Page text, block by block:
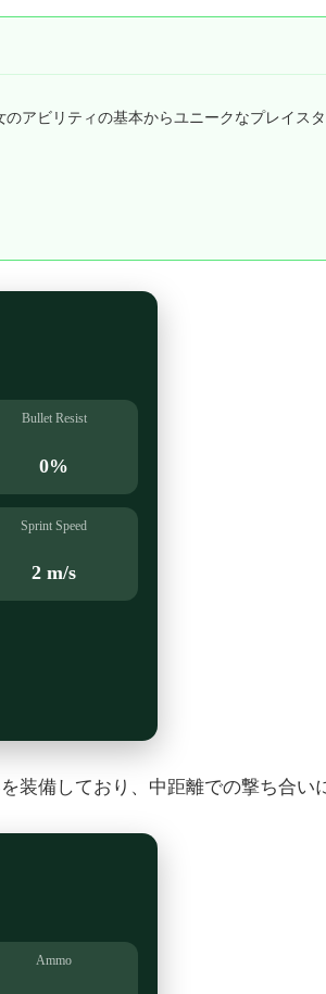
のアビリティの基本からユニークなプレイス
Bullet Resist
0%
Sprint Speed
2 m/s
装備しており、中距離での撃ち合い
Ammo